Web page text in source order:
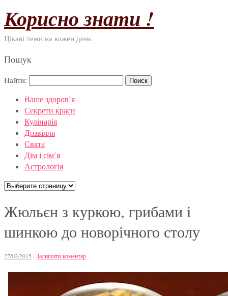
Корисно знати !
Цікаві теми на кожен день
Пошук
Найти:
Ваше здоров’я
Секрети краси
Кулінарія
Дозвілля
Свята
Дім і сім’я
Астрологія
Жюльєн з куркою, грибами і
шинкою до новорічного столу
27/02/2015 · Залишити коментар